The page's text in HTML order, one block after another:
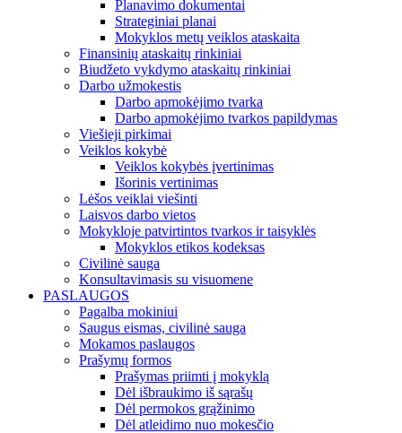
Planavimo dokumentai
Strateginiai planai
Mokyklos metų veiklos ataskaita
Finansinių ataskaitų rinkiniai
Biudžeto vykdymo ataskaitų rinkiniai
Darbo užmokestis
Darbo apmokėjimo tvarka
Darbo apmokėjimo tvarkos papildymas
Viešieji pirkimai
Veiklos kokybė
Veiklos kokybės įvertinimas
Išorinis vertinimas
Lėšos veiklai viešinti
Laisvos darbo vietos
Mokykloje patvirtintos tvarkos ir taisyklės
Mokyklos etikos kodeksas
Civilinė sauga
Konsultavimasis su visuomene
PASLAUGOS
Pagalba mokiniui
Saugus eismas, civilinė sauga
Mokamos paslaugos
Prašymų formos
Prašymas priimti į mokyklą
Dėl išbraukimo iš sąrašų
Dėl permokos grąžinimo
Dėl atleidimo nuo mokesčio